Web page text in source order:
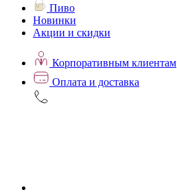
Пиво
Новинки
Акции и скидки
Корпоративным клиентам
Оплата и доставка